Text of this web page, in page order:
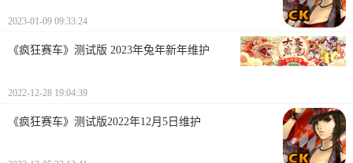
2023-01-09 09:33:24
《疯狂赛车》测试版 2023年兔年新年维护
2022-12-28 19:04:39
《疯狂赛车》测试版2022年12月5日维护